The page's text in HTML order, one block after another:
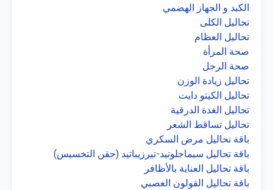
الكبد و الجهاز الهضمي
تحاليل الكلى
تحاليل العظام
صحة المرأة
صحة الرجل
تحاليل زيادة الوزن
تحاليل الكيتو دايت
تحاليل الغدة الدرقية
تحاليل تساقط الشعر
باقة تحاليل مرض السكري
باقة تحاليل سيماجلوتيد-تيرزيباتيد (حقن التخسيس)
باقة تحاليل العناية بالأظافر
باقة تحاليل القولون العصبي